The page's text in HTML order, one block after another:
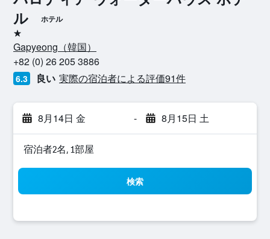
ル
ホテル
1つ星
Gapyeong​（韓国​）​
+82 (0) 26 205 3886
6.3 良い 実際の宿泊者による評価91​件
8月14日 金 - 8月15日 土
宿泊者2名, 1​部屋
検索